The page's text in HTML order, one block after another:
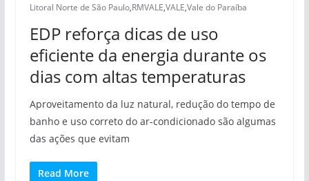
Litoral Norte de São Paulo,RMVALE,VALE,Vale do Paraíba
EDP reforça dicas de uso
eficiente da energia durante os
dias com altas temperaturas
Aproveitamento da luz natural, redução do tempo de
banho e uso correto do ar-condicionado são algumas
das ações que evitam
Read More